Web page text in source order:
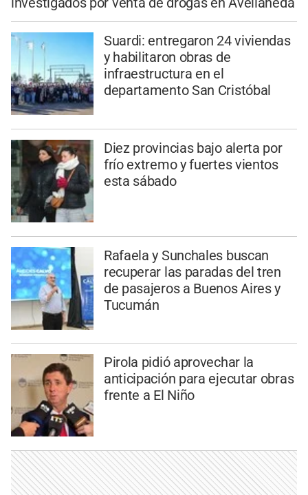
Suardi: entregaron 24 viviendas
y habilitaron obras de
infraestructura en el
departamento San Cristóbal
Diez provincias bajo alerta por
frío extremo y fuertes vientos
esta sábado
Rafaela y Sunchales buscan
recuperar las paradas del tren
de pasajeros a Buenos Aires y
Tucumán
Pirola pidió aprovechar la
anticipación para ejecutar obras
frente a El Niño